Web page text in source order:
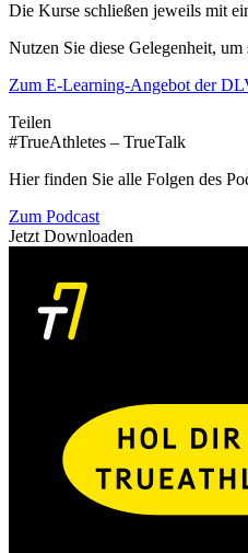
Die Kurse schließen jeweils mit
Nutzen Sie diese Gelegenheit,
Zum E-Learning-Angebot der
Teilen
#TrueAthletes – TrueTalk
Hier finden Sie alle Folgen des
Zum Podcast
Jetzt Downloaden